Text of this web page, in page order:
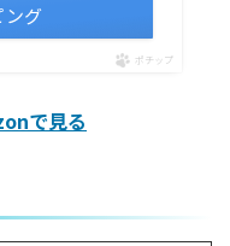
ング
ポチップ
で見る